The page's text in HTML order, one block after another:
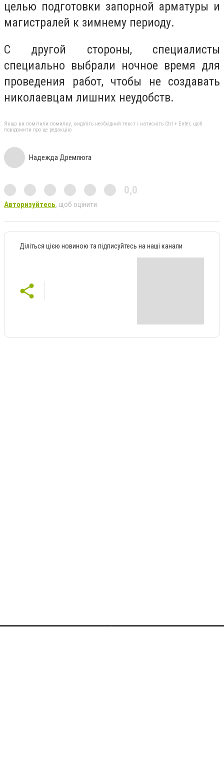
целью подготовки запорной арматуры и
магистралей к зимнему периоду.
С другой стороны, специалисты
специально выбрали ночное время для
проведения работ, чтобы не создавать
николаевцам лишних неудобств.
Якщо ви помітили помилку, виділіть необхідний текст і натисніть Ctrl + Enter, щоб
повідомити про це редакцію
Надежда Дремлюга
0,0
Авторизуйтесь, щоб оцінити
Діліться цією новиною та підписуйтесь на наші канали